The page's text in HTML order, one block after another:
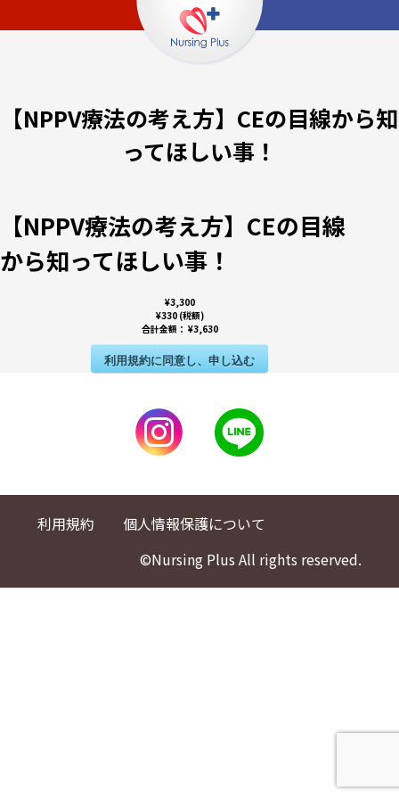
【NPPV療法の考え方】CEの目線から知
ってほしい事！
【NPPV療法の考え方】CEの目線
から知ってほしい事！
¥3,300
¥330 (税額)
合計金額： ¥3,630
利用規約に同意し、申し込む
利用規約
個人情報保護について
©Nursing Plus All rights reserved.